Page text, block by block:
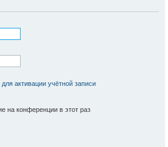
активации учётной записи
на конференции в этот раз